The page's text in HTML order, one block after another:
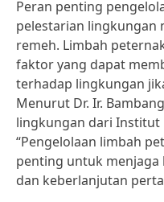
Peran penting
pelestarian lingkungan
remeh. Limbah
faktor yang dapat
terhadap lingkungan
Menurut Dr. Ir.
lingkungan dari Institut
“Pengelolaan limbah
penting untuk
dan keberlanjutan